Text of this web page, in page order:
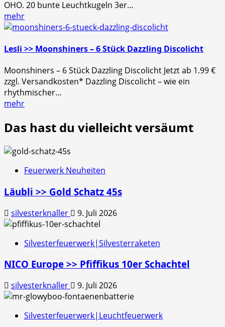
OHO. 20 bunte Leuchtkugeln 3er…
mehr
Lesli >> Moonshiners – 6 Stück Dazzling Discolicht
Moonshiners – 6 Stück Dazzling Discolicht Jetzt ab 1.99 €
zzgl. Versandkosten* Dazzling Discolicht – wie ein
rhythmischer…
mehr
Das hast du vielleicht versäumt
Feuerwerk Neuheiten
Läubli >> Gold Schatz 45s
silvesterknaller 9. Juli 2026
Silvesterfeuerwerk|Silvesterraketen
NICO Europe >> Pfiffikus 10er Schachtel
silvesterknaller 9. Juli 2026
Silvesterfeuerwerk|Leuchtfeuerwerk